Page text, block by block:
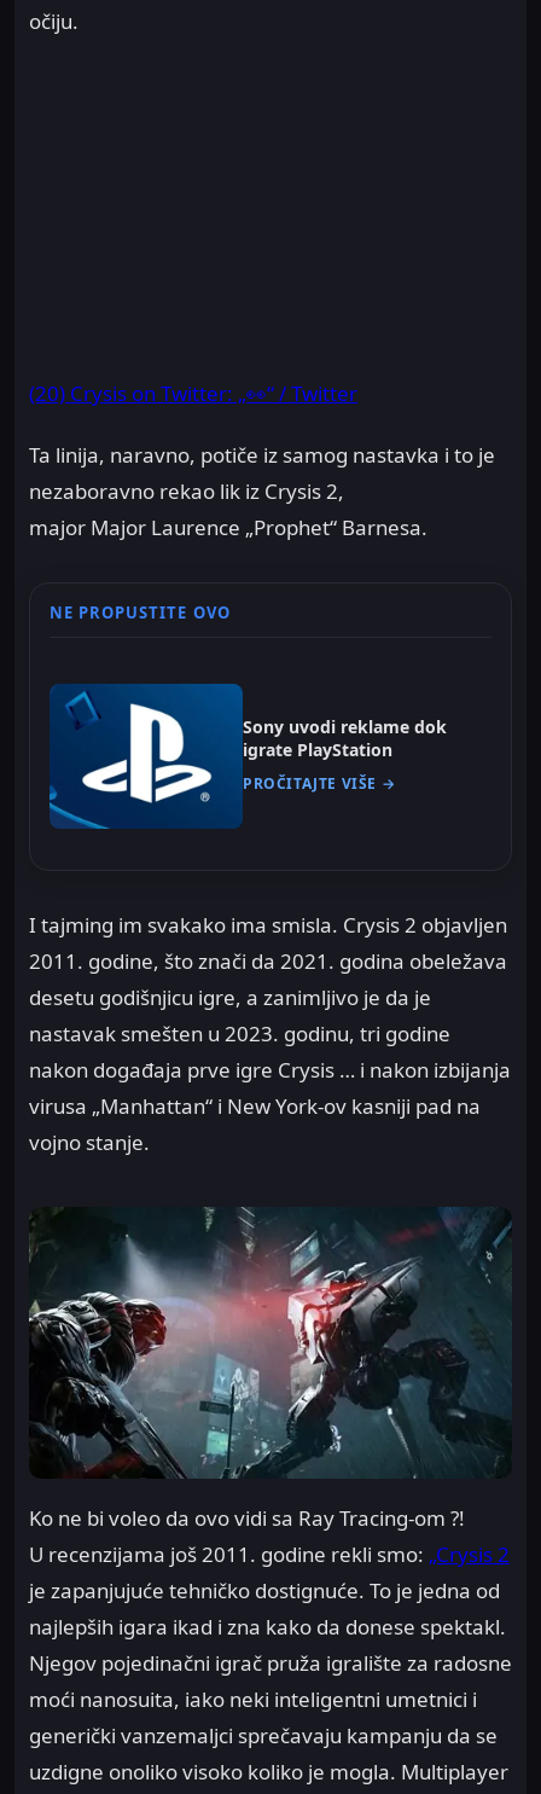
očiju.
(20) Crysis on Twitter: „👀“ / Twitter
Ta linija, naravno, potiče iz samog nastavka i to je
nezaboravno rekao lik iz Crysis 2,
major Major Laurence „Prophet“ Barnesa.
NE PROPUSTITE OVO
Sony uvodi reklame dok
igrate PlayStation
PROČITAJTE VIŠE →
I tajming im svakako ima smisla. Crysis 2 objavljen
2011. godine, što znači da 2021. godina obeležava
desetu godišnjicu igre, a zanimljivo je da je
nastavak smešten u 2023. godinu, tri godine
nakon događaja prve igre Crysis … i nakon izbijanja
virusa „Manhattan“ i New York-ov kasniji pad na
vojno stanje.
Ko ne bi voleo da ovo vidi sa Ray Tracing-om ?!
U recenzijama još 2011. godine rekli smo: „Crysis 2
je zapanjujuće tehničko dostignuće. To je jedna od
najlepših igara ikad i zna kako da donese spektakl.
Njegov pojedinačni igrač pruža igralište za radosne
moći nanosuita, iako neki inteligentni umetnici i
generički vanzemaljci sprečavaju kampanju da se
uzdigne onoliko visoko koliko je mogla. Multiplayer